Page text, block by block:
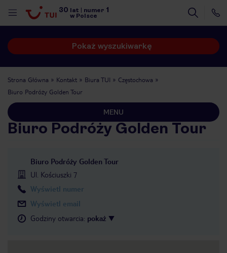
30 lat numer 1
w Polsce
Pokaż wyszukiwarkę
Strona Główna Kontakt Biura TUI
Częstochowa
Biuro Podróży Golden Tour
MENU
Biuro Podróży Golden Tour
Biuro Podróży Golden Tour
Ul. Kościuszki 7
Wyświetl numer
Wyświetl email
Godziny otwarcia: pokaż